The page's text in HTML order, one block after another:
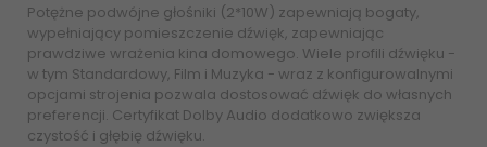
Potężne podwójne głośniki (2*10W) zapewniają bogaty,
wypełniający pomieszczenie dźwięk, zapewniając
prawdziwe wrażenia kina domowego. Wiele profili dźwięku -
w tym Standardowy, Film i Muzyka - wraz z konfigurowalnymi
opcjami strojenia pozwala dostosować dźwięk do własnych
preferencji. Certyfikat Dolby Audio dodatkowo zwiększa
czystość i głębię dźwięku.